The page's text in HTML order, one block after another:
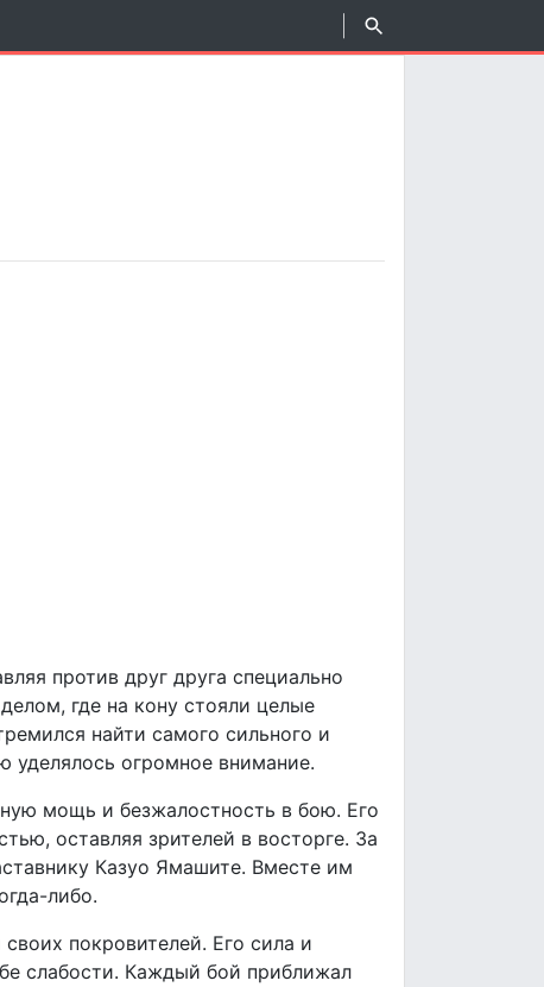
против друг друга специально
где на кону стояли целые
найти самого сильного и
уделялось огромное внимание.
мощь и безжалостность в бою. Его
оставляя зрителей в восторге. За
Казуо Ямашите. Вместе им
либо.
покровителей. Его сила и
слабости. Каждый бой приближал